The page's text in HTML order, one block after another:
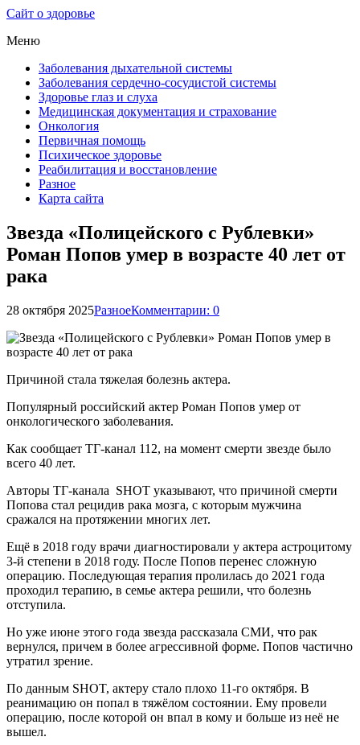
Сайт о здоровье
Меню
Заболевания дыхательной системы
Заболевания сердечно-сосудистой системы
Здоровье глаз и слуха
Медицинская документация и страхование
Онкология
Первичная помощь
Психическое здоровье
Реабилитация и восстановление
Разное
Карта сайта
Звезда «Полицейского с Рублевки»
Роман Попов умер в возрасте 40 лет от
рака
28 октября 2025РазноеКомментарии: 0
Причиной стала тяжелая болезнь актера.
Популярный российский актер Роман Попов умер от
онкологического заболевания.
Как сообщает TГ-канал 112, на момент смерти звезде было
всего 40 лет.
Авторы ТГ-канала SHOT указывают, что причиной смерти
Попова стал рецидив рака мозга, с которым мужчина
сражался на протяжении многих лет.
Ещё в 2018 году врачи диагностировали у актера астроцитому
3-й степени в 2018 году. После Попов перенес сложную
операцию. Последующая терапия пролилась до 2021 года
проходил терапию, в семье актера решили, что болезнь
отступила.
Но уже июне этого года звезда рассказала СМИ, что рак
вернулся, причем в более агрессивной форме. Попов частично
утратил зрение.
По данным SHOT, актеру стало плохо 11-го октября. В
реанимацию он попал в тяжёлом состоянии. Ему провели
операцию, после которой он впал в кому и больше из неё не
вышел.